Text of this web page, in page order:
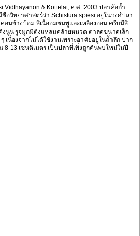
Vidthayanon & Kottelat, ค.ศ. 2003 ปลาค้อถ้ำ
อวิทยาศาสตร์ว่า Schistura spiesi อยู่ในวงศ์ปลา
อนข้างป้อม สีเนื้ออมชมพูและเหลืองอ่อน ครีบมีสี
ค้งนูน รูจมูกมีติ่งแหลมคล้ายหนวด ตาลดขนาดเล็ก
เนื่องจากไม่ได้ใช้งานเพราะอาศัยอยู่ในถ้ำลึก ปาก
13 เซนติเมตร เป็นปลาที่เพิ่งถูกค้นพบใหม่ในปี